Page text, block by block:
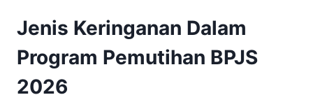
Jenis Keringanan Dalam
Program Pemutihan BPJS
2026